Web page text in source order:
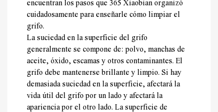
encuentran los pasos que 365 Xiaobian organizó
cuidadosamente para enseñarle cómo limpiar el
grifo.
La suciedad en la superficie del grifo
generalmente se compone de: polvo, manchas de
aceite, óxido, escamas y otros contaminantes. El
grifo debe mantenerse brillante y limpio. Si hay
demasiada suciedad en la superficie, afectará la
vida útil del grifo por un lado y afectará la
apariencia por el otro lado. La superficie de